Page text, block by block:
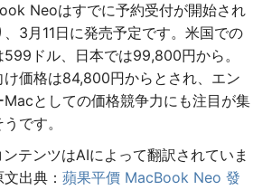
Neoはすでに予約受付が開始され
、3月11日に発売予定です。米国での
599ドル、日本では99,800円から。
け価格は84,800円からとされ、エン
Macとしての価格競争力にも注目が集
です。
テンツはAIによって翻訳されていま
出典： 蘋果平價 MacBook Neo 發